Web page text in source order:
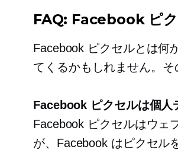
FAQ: Facebook ピク
Facebook ピクセルとは何
てくるかもしれません。そ
Facebook ピクセルは個人
Facebook ピクセルはウェ
が、Facebook はピクセル